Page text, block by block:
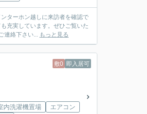
ターホン越しに来訪者を確認で
充実しています。ぜひご覧いた
連絡下さい... もっと見る
敷0 即入居可
内洗濯機置場
エアコン